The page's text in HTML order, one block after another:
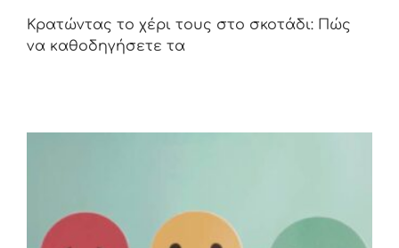
Κρατώντας το χέρι τους στο σκοτάδι: Πώς
να καθοδηγήσετε τα